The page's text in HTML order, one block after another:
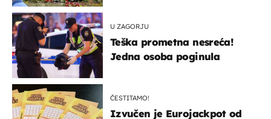
U ZAGORJU
Teška prometna nesreća!
Jedna osoba poginula
ČESTITAMO!
Izvučen je Eurojackpot od